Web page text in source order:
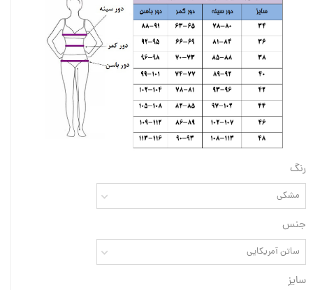
رنگ
مشکی
جنس
ساتن آمریکایی
سایز